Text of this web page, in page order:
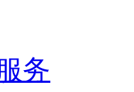
务